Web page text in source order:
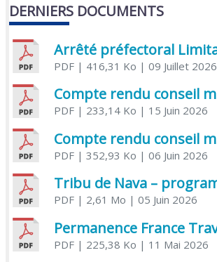
DERNIERS DOCUMENTS
PDF| 416,31 Ko | 09 Juillet 2026
PDF| 233,14 Ko | 15 Juin 2026
PDF| 352,93 Ko | 06 Juin 2026
PDF| 2,61 Mo | 05 Juin 2026
PDF| 225,38 Ko | 11 Mai 2026